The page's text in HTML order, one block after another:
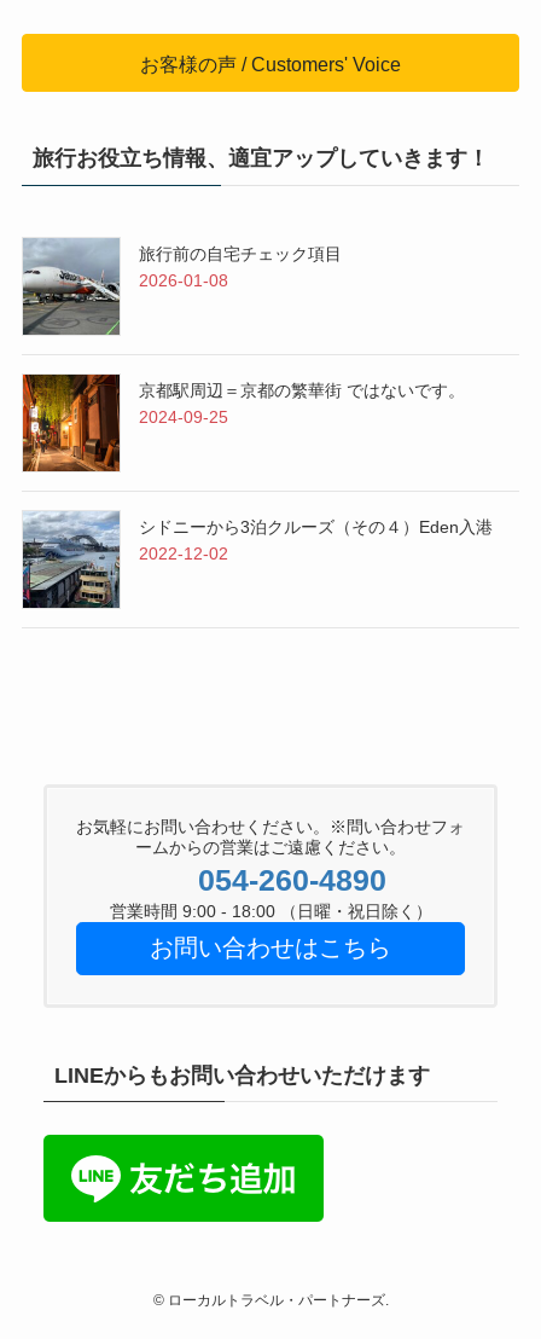
お客様の声 / Customers' Voice
旅行お役立ち情報、適宜アップしていきます！
旅行前の自宅チェック項目
2026-01-08
京都駅周辺＝京都の繁華街 ではないです。
2024-09-25
シドニーから3泊クルーズ（その４）Eden入港
2022-12-02
お気軽にお問い合わせください。※問い合わせフォ
ームからの営業はご遠慮ください。
054-260-4890
営業時間 9:00 - 18:00 （日曜・祝日除く）
お問い合わせはこちら
LINEからもお問い合わせいただけます
©ローカルトラベル・パートナーズ.